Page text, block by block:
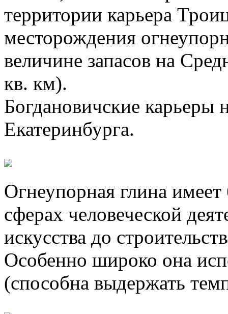
территории карьера
месторождения
величине запасов на
кв. км).
Богдановичские карьеры
Екатеринбурга.
Огнеупорная глина
сферах человеческой
искусства до
Особенно широко она
(способна выдержать